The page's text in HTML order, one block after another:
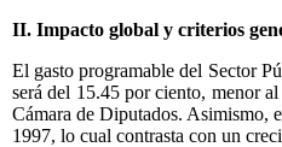
II. Impacto global y criterios
El gasto programable del Sector
será del 15.45 por ciento, menor
Cámara de Diputados. Asimismo,
1997, lo cual contrasta con un